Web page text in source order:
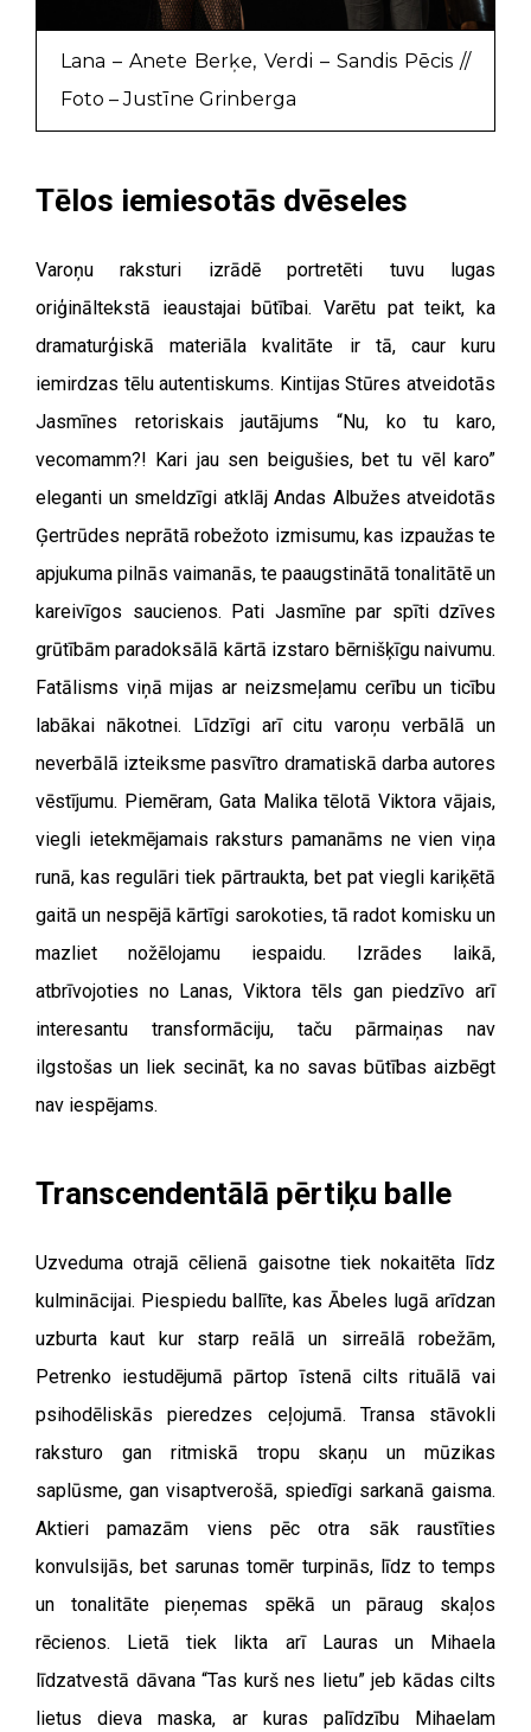
Lana – Anete Berķe, Verdi – Sandis Pēcis //
Foto – Justīne Grinberga
Tēlos iemiesotās dvēseles
Varoņu raksturi izrādē portretēti tuvu lugas
oriģināltekstā ieaustajai būtībai. Varētu pat teikt, ka
dramaturģiskā materiāla kvalitāte ir tā, caur kuru
iemirdzas tēlu autentiskums. Kintijas Stūres atveidotās
Jasmīnes retoriskais jautājums “Nu, ko tu karo,
vecomamm?! Kari jau sen beigušies, bet tu vēl karo”
eleganti un smeldzīgi atklāj Andas Albužes atveidotās
Ģertrūdes neprātā robežoto izmisumu, kas izpaužas te
apjukuma pilnās vaimanās, te paaugstinātā tonalitātē un
kareivīgos saucienos. Pati Jasmīne par spīti dzīves
grūtībām paradoksālā kārtā izstaro bērnišķīgu naivumu.
Fatālisms viņā mijas ar neizsmeļamu cerību un ticību
labākai nākotnei. Līdzīgi arī citu varoņu verbālā un
neverbālā izteiksme pasvītro dramatiskā darba autores
vēstījumu. Piemēram, Gata Malika tēlotā Viktora vājais,
viegli ietekmējamais raksturs pamanāms ne vien viņa
runā, kas regulāri tiek pārtraukta, bet pat viegli kariķētā
gaitā un nespējā kārtīgi sarokoties, tā radot komisku un
mazliet nožēlojamu iespaidu. Izrādes laikā,
atbrīvojoties no Lanas, Viktora tēls gan piedzīvo arī
interesantu transformāciju, taču pārmaiņas nav
ilgstošas un liek secināt, ka no savas būtības aizbēgt
nav iespējams.
Transcendentālā pērtiķu balle
Uzveduma otrajā cēlienā gaisotne tiek nokaitēta līdz
kulminācijai. Piespiedu ballīte, kas Ābeles lugā arīdzan
uzburta kaut kur starp reālā un sirreālā robežām,
Petrenko iestudējumā pārtop īstenā cilts rituālā vai
psihodēliskās pieredzes ceļojumā. Transa stāvokli
raksturo gan ritmiskā tropu skaņu un mūzikas
saplūsme, gan visaptverošā, spiedīgi sarkanā gaisma.
Aktieri pamazām viens pēc otra sāk raustīties
konvulsijās, bet sarunas tomēr turpinās, līdz to temps
un tonalitāte pieņemas spēkā un pāraug skaļos
rēcienos. Lietā tiek likta arī Lauras un Mihaela
līdzatvestā dāvana “Tas kurš nes lietu” jeb kādas cilts
lietus dieva maska, ar kuras palīdzību Mihaelam